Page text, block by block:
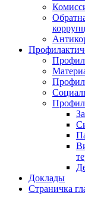
Доклады
Страничка